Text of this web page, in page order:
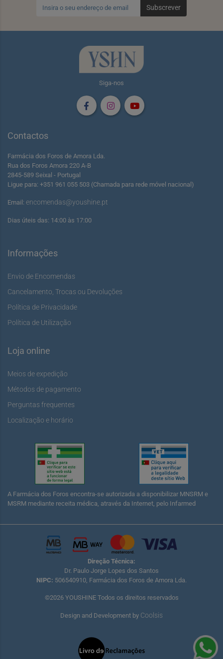
Subscrever
Siga-nos
Contactos
Farmácia dos Foros de Amora Lda.
Rua dos Foros Amora 220 A-B
2845-589 Seixal - Portugal
Ligue para: +351 961 055 503 (Chamada para rede móvel nacional)
Email: encomendas@youshine.pt
Dias úteis das: 14:00 às 17:00
Informações
Envio de Encomendas
Cancelamento, Trocas ou Devoluções
Política de Privacidade
Política de Utilização
Loja online
Meios de expedição
Métodos de pagamento
Perguntas frequentes
Localização e horário
A Farmácia dos Foros encontra-se autorizada a disponibilizar MNSRM e
MSRM mediante receita médica, através da Internet, pelo Infarmed
Direção Técnica:
Dr. Paulo Jorge Lopes dos Santos
NIPC: 506540910, Farmácia dos Foros de Amora Lda.
©2026 YOUSHINE Todos os direitos reservados
Design and Development by Coolsis